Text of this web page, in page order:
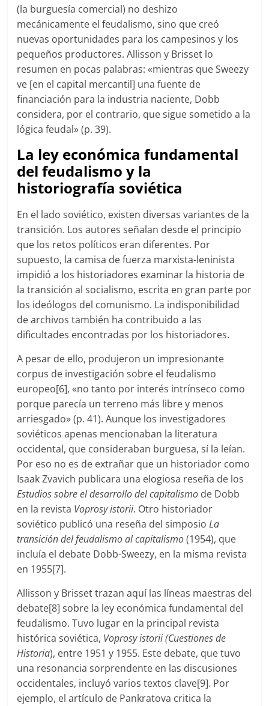
(la burguesía comercial) no deshizo
mecánicamente el feudalismo, sino que creó
nuevas oportunidades para los campesinos y los
pequeños productores. Allisson y Brisset lo
resumen en pocas palabras: «mientras que Sweezy
ve [en el capital mercantil] una fuente de
financiación para la industria naciente, Dobb
considera, por el contrario, que sigue sometido a la
lógica feudal» (p. 39).
La ley económica fundamental
del feudalismo y la
historiografía soviética
En el lado soviético, existen diversas variantes de la
transición. Los autores señalan desde el principio
que los retos políticos eran diferentes. Por
supuesto, la camisa de fuerza marxista-leninista
impidió a los historiadores examinar la historia de
la transición al socialismo, escrita en gran parte por
los ideólogos del comunismo. La indisponibilidad
de archivos también ha contribuido a las
dificultades encontradas por los historiadores.
A pesar de ello, produjeron un impresionante
corpus de investigación sobre el feudalismo
europeo[6], «no tanto por interés intrínseco como
porque parecía un terreno más libre y menos
arriesgado» (p. 41). Aunque los investigadores
soviéticos apenas mencionaban la literatura
occidental, que consideraban burguesa, sí la leían.
Por eso no es de extrañar que un historiador como
Isaak Zvavich publicara una elogiosa reseña de los
Estudios sobre el desarrollo del capitalismo de Dobb
en la revista Voprosy istorii. Otro historiador
soviético publicó una reseña del simposioLa
transición del feudalismo al capitalismo(1954), que
incluía el debate Dobb-Sweezy, en la misma revista
en 1955[7].
Allisson y Brisset trazan aquí las líneas maestras del
debate[8] sobre la ley económica fundamental del
feudalismo. Tuvo lugar en la principal revista
histórica soviética, Voprosy istorii(Cuestiones de
Historia), entre 1951 y 1955. Este debate, que tuvo
una resonancia sorprendente en las discusiones
occidentales, incluyó varios textos clave[9]. Por
ejemplo, el artículo de Pankratova critica la